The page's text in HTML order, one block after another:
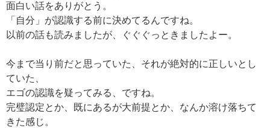
面白い話をありがとう。
「自分」が認識する前に決めてるんですね。
以前の話も読みましたが、ぐぐぐっときましたよー。
今まで当り前だと思っていた、それが絶対的に正しいとし
ていた、
エゴの認識を疑ってみる、ですね。
完璧認定とか、既にあるが大前提とか、なんか溶け落ちて
きた感じ。